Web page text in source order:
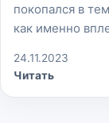
покопался в
как именно
24.11.2023
Читать